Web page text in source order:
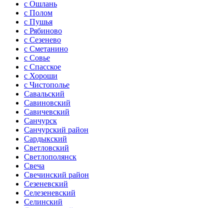
с Ошлань
с Полом
с Пушья
с Рябиново
с Сезенево
с Сметанино
с Совье
с Спасское
с Хороши
с Чистополье
Савальский
Савиновский
Савичевский
Санчурск
Санчурский район
Сардыкский
Светловский
Светлополянск
Свеча
Свечинский район
Сезеневский
Селезеневский
Селинский